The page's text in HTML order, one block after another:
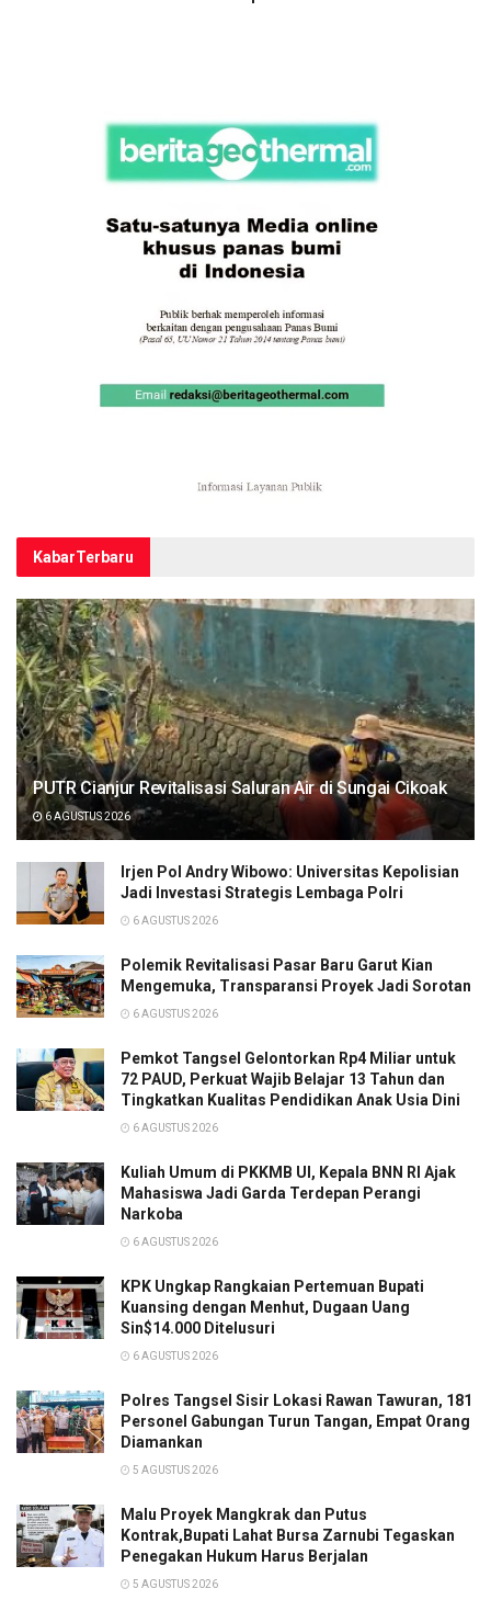
KabarTerbaru
PUTR Cianjur Revitalisasi Saluran Air di Sungai Cikoak
6 AGUSTUS 2026
Irjen Pol Andry Wibowo: Universitas Kepolisian
Jadi Investasi Strategis Lembaga Polri
6 AGUSTUS 2026
Polemik Revitalisasi Pasar Baru Garut Kian
Mengemuka, Transparansi Proyek Jadi Sorotan
6 AGUSTUS 2026
Pemkot Tangsel Gelontorkan Rp4 Miliar untuk
72 PAUD, Perkuat Wajib Belajar 13 Tahun dan
Tingkatkan Kualitas Pendidikan Anak Usia Dini
6 AGUSTUS 2026
Kuliah Umum di PKKMB UI, Kepala BNN RI Ajak
Mahasiswa Jadi Garda Terdepan Perangi
Narkoba
6 AGUSTUS 2026
KPK Ungkap Rangkaian Pertemuan Bupati
Kuansing dengan Menhut, Dugaan Uang
Sin$14.000 Ditelusuri
6 AGUSTUS 2026
Polres Tangsel Sisir Lokasi Rawan Tawuran, 181
Personel Gabungan Turun Tangan, Empat Orang
Diamankan
5 AGUSTUS 2026
Malu Proyek Mangkrak dan Putus
Kontrak,Bupati Lahat Bursa Zarnubi Tegaskan
Penegakan Hukum Harus Berjalan
5 AGUSTUS 2026